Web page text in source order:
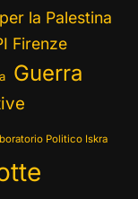
la Palestina
Firenze
Guerra
Politico Iskra